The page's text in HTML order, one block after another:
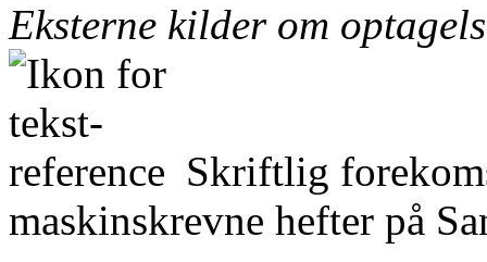
Eksterne kilder om
Skriftlig
maskinskrevne hefter på